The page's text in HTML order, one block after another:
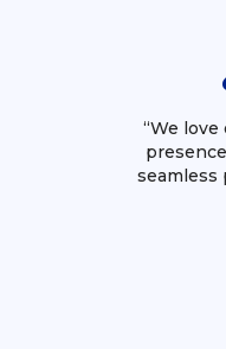
“We
seamless